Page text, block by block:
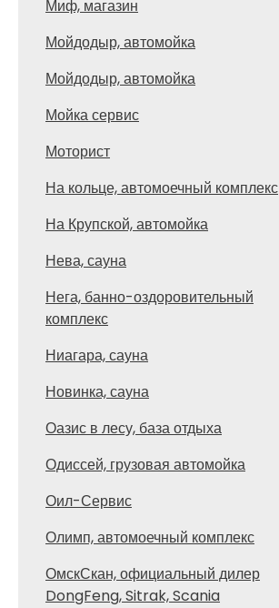
Миф, магазин
Мойдодыр, автомойка
Мойдодыр, автомойка
Мойка сервис
Моторист
На кольце, автомоечный комплекс
На Крупской, автомойка
Нева, сауна
Нега, банно-оздоровительный
комплекс
Ниагара, сауна
Новинка, сауна
Оазис в лесу, база отдыха
Одиссей, грузовая автомойка
Оил-Сервис
Олимп, автомоечный комплекс
ОмскСкан, официальный дилер
DongFeng, Sitrak, Scania